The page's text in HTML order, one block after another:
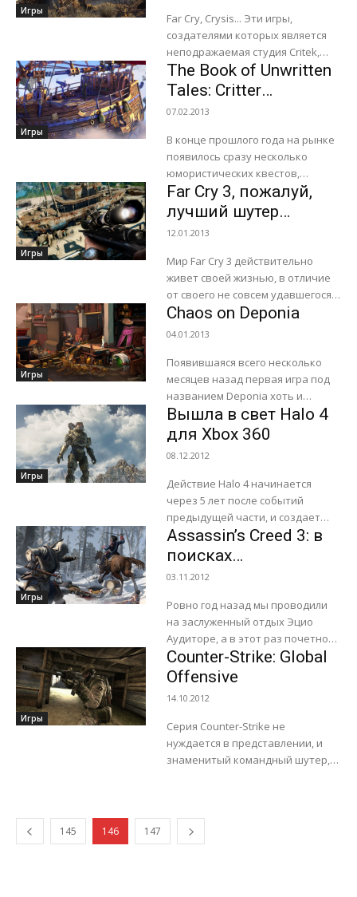
Игры
мина!»
Far Cry, Crysis... Эти игры,
создателями которых является
неподражаемая студия Critek,
давно у всех на слуху. Обе серии
отличались захватывающим
динамичным боем...
Игры
The Book of Unwritten
Tales: Critter
Chronicles
07.02.2013
В конце прошлого года на рынке
появилось сразу несколько
юмористических квестов,
созданных разработчиками из
Германии. Chaos on Deponia,
Edna & Harvey: Harvey's New
Eyes,...
Игры
Far Cry 3, пожалуй,
лучший шутер
прошедшего года
12.01.2013
Мир Far Cry 3 действительно
живет своей жизнью, в отличие
от своего не совсем удавшегося
предшественника. Цветущий
тропический остров,
вода,...
Игры
Chaos on Deponia
04.01.2013
Появившаяся всего несколько
месяцев назад первая игра под
названием Deponia хоть и
получилась интересной, все же
не была лишена ряда
недостатков. На фоне этого...
Игры
Вышла в свет Halo 4
для Xbox 360
08.12.2012
Действие Halo 4 начинается
через 5 лет после событий
предыдущей части, и создает
очередной виток научно-
фантастической саги. Мастер
встретиться лицом к...
Игры
Assassin’s Creed 3: в
поисках
независимости
03.11.2012
Ровно год назад мы проводили
на заслуженный отдых Эцио
Аудиторе, а в этот раз почетное
место главного героя занял
индеец по имени Коннор.
Игры
Counter-Strike: Global
Offensive
14.10.2012
Серия Counter-Strike не
нуждается в представлении, и
знаменитый командный шутер, в
противостояние террористов и
спецназа...
145 146 147